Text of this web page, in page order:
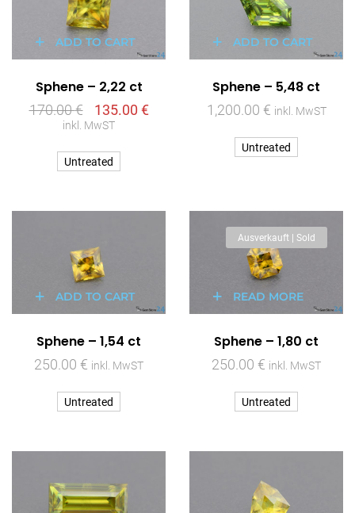
ADD TO CART
Sphene – 2,22 ct
170.00€ 135.00 €
inkl. MwST
Untreated
ADD TO CART
Sphene – 5,48 ct
1,200.00 € inkl. MwST
Untreated
ADD TO CART
Sphene – 1,54 ct
250.00 € inkl. MwST
Untreated
Ausverkauft | Sold
READ MORE
Sphene – 1,80 ct
250.00 € inkl. MwST
Untreated